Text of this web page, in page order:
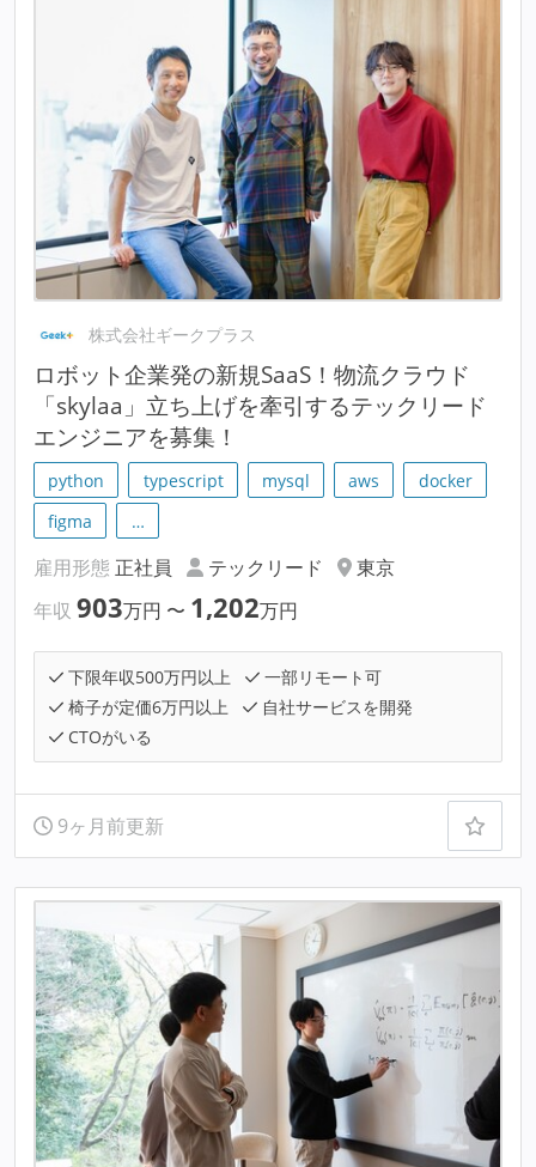
株式会社ギークプラス
ロボット企業発の新規SaaS！物流クラウド
「skylaa」立ち上げを牽引するテックリード
エンジニアを募集！
python typescript mysql aws
docker
figma
…
雇用形態 正社員 テックリード
東京
年収 903万円 〜 1,202万円
下限年収500万円以上
一部リモート可
椅子が定価6万円以上
自社サービスを開発
CTOがいる
9ヶ月前更新